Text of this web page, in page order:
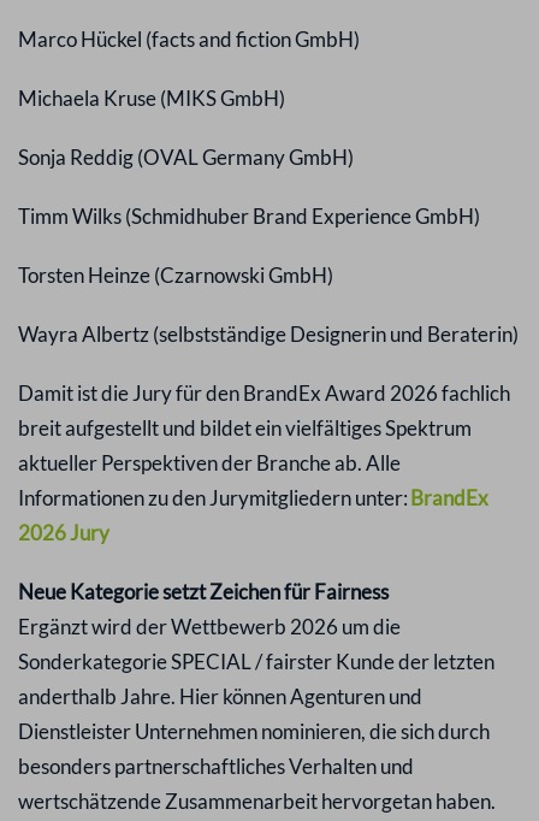
Marco Hückel (facts and fiction GmbH)
Michaela Kruse (MIKS GmbH)
Sonja Reddig (OVAL Germany GmbH)
Timm Wilks (Schmidhuber Brand Experience GmbH)
Torsten Heinze (Czarnowski GmbH)
Wayra Albertz (selbstständige Designerin und Beraterin)
Damit ist die Jury für den BrandEx Award 2026 fachlich
breit aufgestellt und bildet ein vielfältiges Spektrum
aktueller Perspektiven der Branche ab. Alle
Informationen zu den Jurymitgliedern unter:BrandEx
2026 Jury
Neue Kategorie setzt Zeichen für Fairness
Ergänzt wird der Wettbewerb 2026 um die
Sonderkategorie SPECIAL / fairster Kunde der letzten
anderthalb Jahre. Hier können Agenturen und
Dienstleister Unternehmen nominieren, die sich durch
besonders partnerschaftliches Verhalten und
wertschätzende Zusammenarbeit hervorgetan haben.